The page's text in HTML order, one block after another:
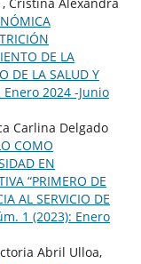
DE LA
DE LA SALUD Y
Enero 2024 -Junio
Carlina Delgado
COMO
EN
“PRIMERO DE
AL SERVICIO DE
1 (2023): Enero
Abril Ulloa,